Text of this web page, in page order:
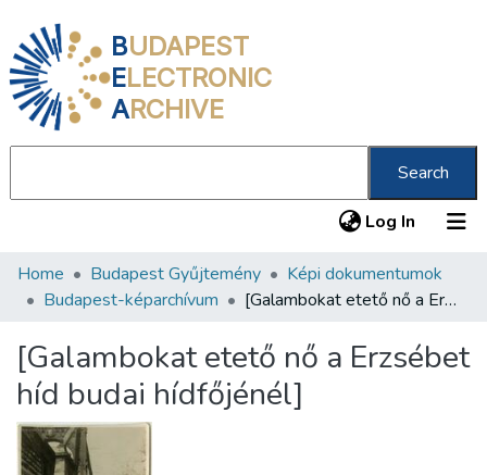
BUDAPEST
ELECTRONIC
ARCHIVE
Search
Log In (current)
Communities & Collections
Statistics
About us
Home Budapest Gyűjtemény
Képi dokumentumok
Budapest-képarchívum
[Galambokat etető nő a Erzsébet híd budai hídfőjénél]
[Galambokat etető nő a Erzsébet
híd budai hídfőjénél]